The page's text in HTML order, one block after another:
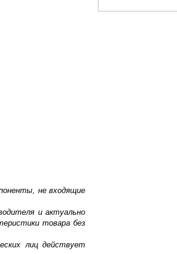
не входящие
и актуально
товара без
лиц действует